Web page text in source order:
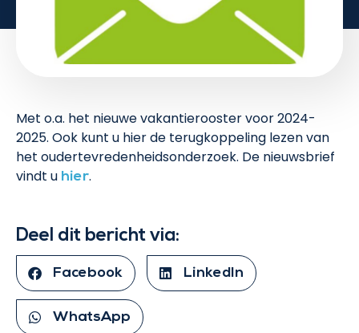
Met o.a. het nieuwe vakantierooster voor 2024-
2025. Ook kunt u hier de terugkoppeling lezen van
het oudertevredenheidsonderzoek. De nieuwsbrief
vindt u hier.
Deel dit bericht via:
Facebook LinkedIn
WhatsApp